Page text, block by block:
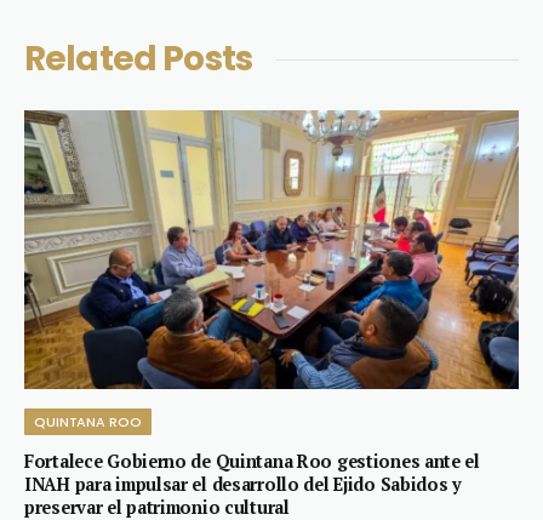
Related Posts
QUINTANA ROO
Fortalece Gobierno de Quintana Roo gestiones ante el
INAH para impulsar el desarrollo del Ejido Sabidos y
preservar el patrimonio cultural